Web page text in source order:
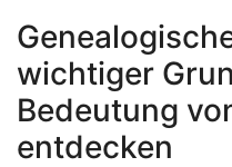
wichtiger
Bedeutung
entdecken